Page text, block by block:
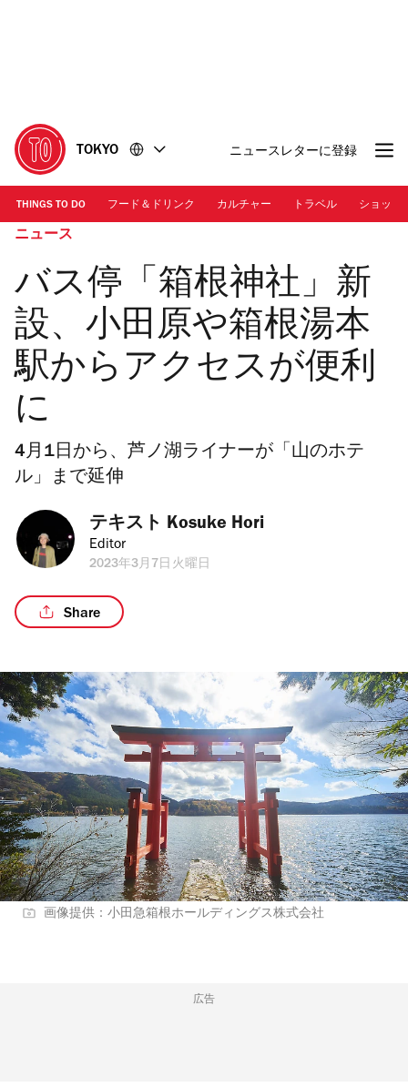
に
移
動
移
動
TOKYO ニュースレターに登録
THINGS TO DO フード＆ドリンク カルチャー トラベル ショッピ
ニュース
バス停「箱根神社」新
設、小田原や箱根湯本
駅からアクセスが便利
に
4月1日から、芦ノ湖ライナーが「山のホテ
ル」まで延伸
テキスト Kosuke Hori
Editor
2023年3月7日火曜日
Share
画像提供：小田急箱根ホールディングス株式会社
広告